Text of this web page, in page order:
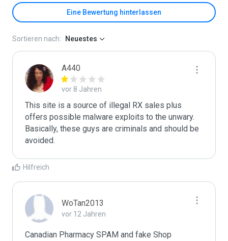
Eine Bewertung hinterlassen
Sortieren nach: Neuestes
A440
vor 8 Jahren
This site is a source of illegal RX sales plus
offers possible malware exploits to the unwary.
Basically, these guys are criminals and should be
avoided.
Hilfreich
WoTan2013
vor 12 Jahren
Canadian Pharmacy SPAM and fake Shop